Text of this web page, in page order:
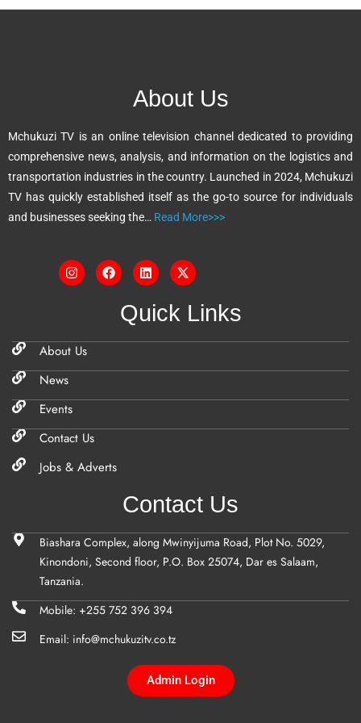
i
v
e
:
About Us
Mchukuzi TV is an online television channel dedicated to providing
comprehensive news, analysis, and information on the logistics and
transportation industries in the country. Launched in 2024, Mchukuzi
TV has quickly established itself as the go-to source for individuals
and businesses seeking the… Read More>>>
Quick Links
About Us
News
Events
Contact Us
Jobs & Adverts
Contact Us
Biashara Complex, along Mwinyijuma Road, Plot No. 5029,
Kinondoni, Second floor, P.O. Box 25074, Dar es Salaam,
Tanzania.
Mobile: +255 752 396 394
Email: info@mchukuzitv.co.tz
Admin Login